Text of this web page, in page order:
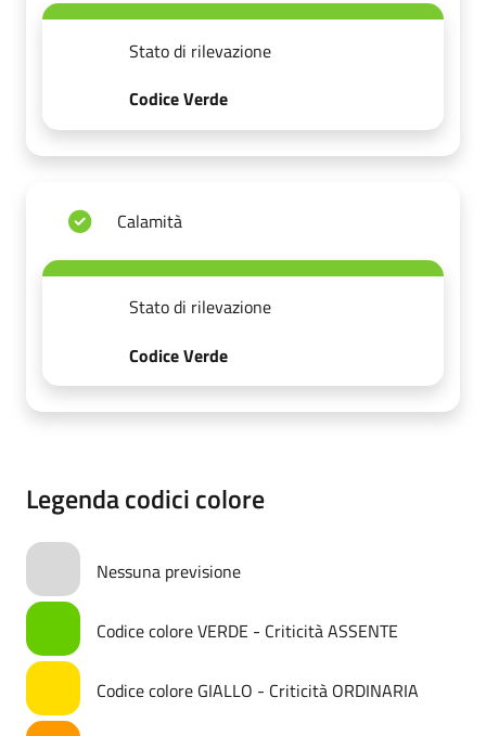
Stato di rilevazione
Codice Verde
Calamità
Stato di rilevazione
Codice Verde
Legenda codici colore
Nessuna previsione
Codice colore VERDE - Criticità ASSENTE
Codice colore GIALLO - Criticità ORDINARIA